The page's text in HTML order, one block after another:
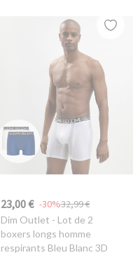
23,00 € 32,99 €
-30%
Dim Outlet - Lot de 2
boxers longs homme
respirants Bleu Blanc 3D